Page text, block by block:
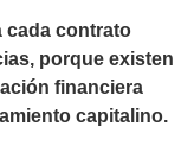
cada contrato
porque existen
financiera
capitalino.